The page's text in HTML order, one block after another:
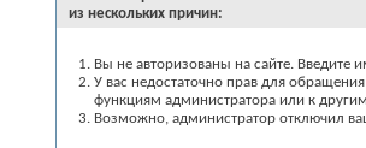
из нескольких причин:
Вы не авторизованы на сайте. Введите
У вас недостаточно прав для
функциям администратора или к
Возможно, администратор отключил